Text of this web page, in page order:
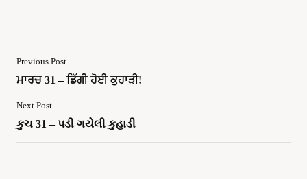
Previous Post
ਮਾਰਚ 31 – ਡਿੱਗੀ ਹੋਈ ਕੁਹਾੜੀ!
Next Post
કુચ 31 – પડી ગયેલી કુહાડી